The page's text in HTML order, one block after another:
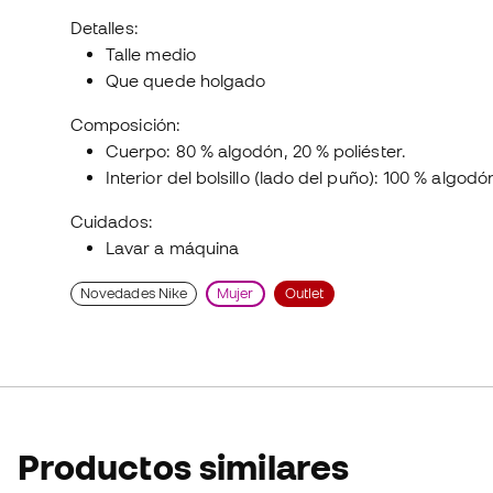
Detalles:
Talle medio
Que quede holgado
Composición:
Cuerpo: 80 % algodón, 20 % poliéster.
Interior del bolsillo (lado del puño): 100 %
Cuidados:
Lavar a máquina
Novedades Nike Mujer Outlet
Productos similares